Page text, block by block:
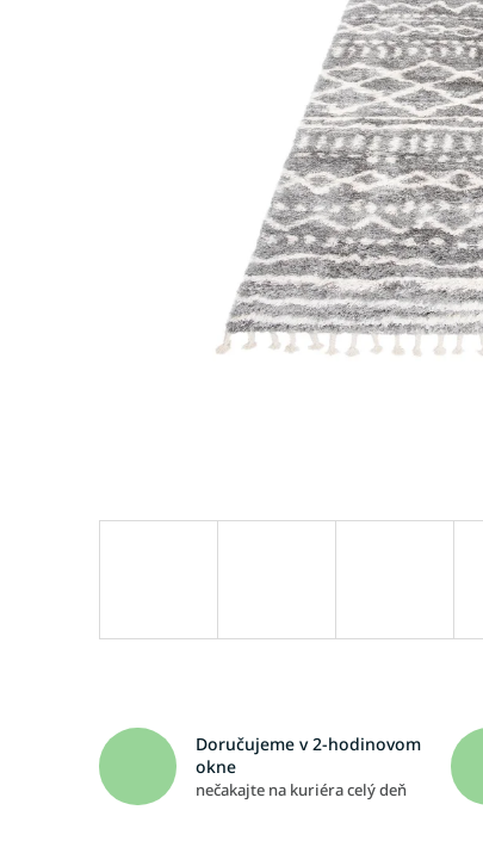
Doručujeme v 2-hodinovom
okne
nečakajte na kuriéra celý deň